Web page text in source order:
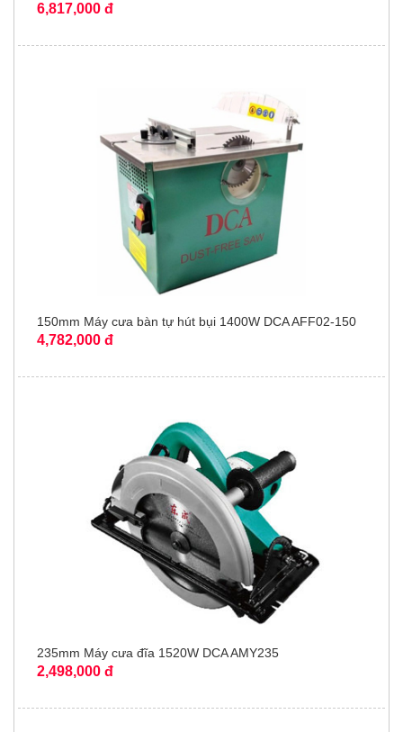
6,817,000 đ
150mm Máy cưa bàn tự hút bụi 1400W DCA AFF02-150
4,782,000 đ
235mm Máy cưa đĩa 1520W DCA AMY235
2,498,000 đ